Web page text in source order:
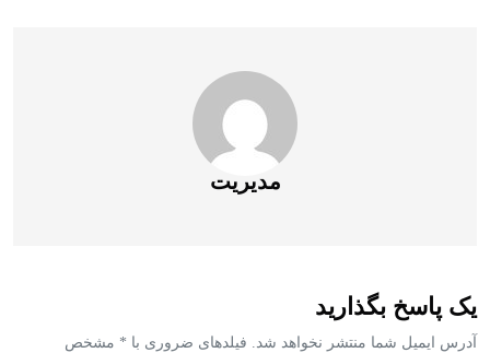
مدیریت
یک پاسخ بگذارید
آدرس ایمیل شما منتشر نخواهد شد. فیلدهای ضروری با * مشخص